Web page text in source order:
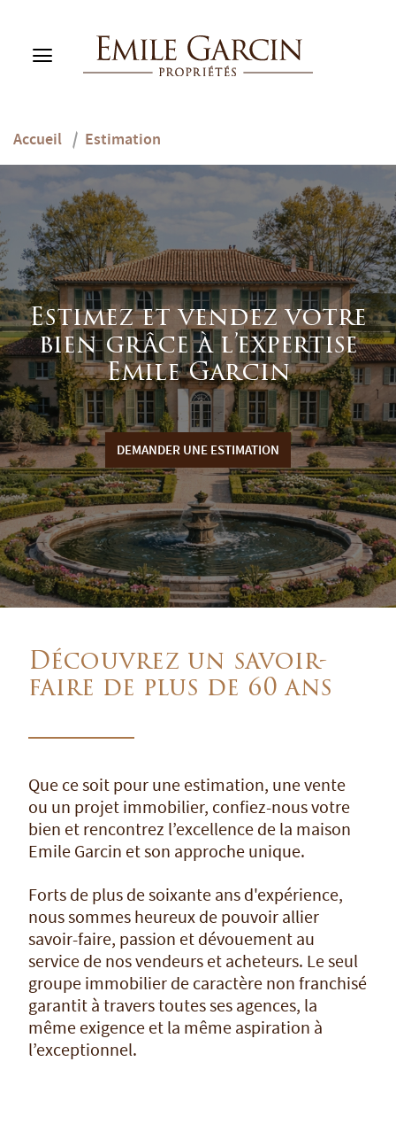
LOUER
MES FAVORIS (0)
FR
ESTIMER MON BIEN
Accueil / Estimation
Estimez et vendez votre
bien grâce à l’expertise
Emile Garcin
DEMANDER UNE ESTIMATION
Découvrez un savoir-
faire de plus de 60 ans
Que ce soit pour une estimation, une vente
ou un projet immobilier, confiez-nous votre
bien et rencontrez l’excellence de la maison
Emile Garcin et son approche unique.
Forts de plus de soixante ans d'expérience,
nous sommes heureux de pouvoir allier
savoir-faire, passion et dévouement au
service de nos vendeurs et acheteurs. Le seul
groupe immobilier de caractère non franchisé
garantit à travers toutes ses agences, la
même exigence et la même aspiration à
l’exceptionnel.